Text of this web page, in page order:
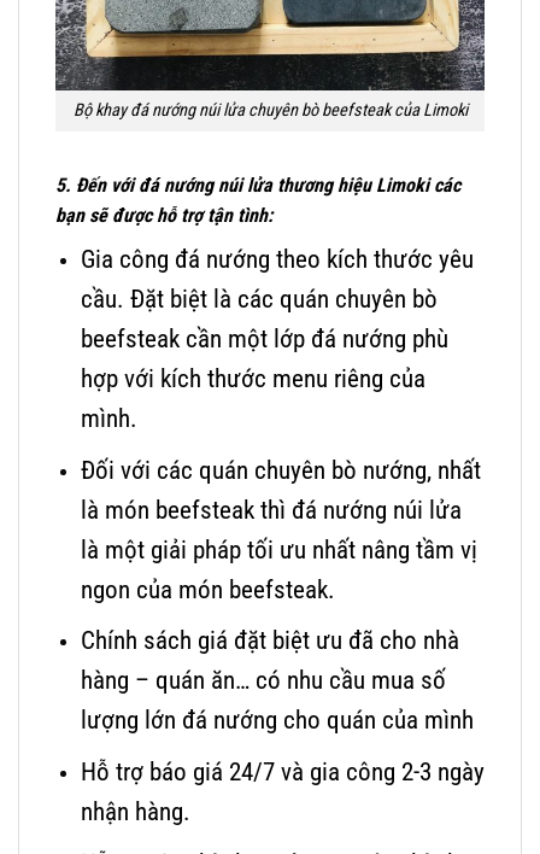
Bộ khay đá nướng núi lửa chuyên bò beefsteak của Limoki
5. Đến với đá nướng núi lửa thương hiệu Limoki các
bạn sẽ được hỗ trợ tận tình:
Gia công đá nướng theo kích thước yêu
cầu. Đặt biệt là các quán chuyên bò
beefsteak cần một lớp đá nướng phù
hợp với kích thước menu riêng của
mình.
Đối với các quán chuyên bò nướng, nhất
là món beefsteak thì đá nướng núi lửa
là một giải pháp tối ưu nhất nâng tầm vị
ngon của món beefsteak.
Chính sách giá đặt biệt ưu đã cho nhà
hàng – quán ăn… có nhu cầu mua số
lượng lớn đá nướng cho quán của mình
Hỗ trợ báo giá 24/7 và gia công 2-3 ngày
nhận hàng.